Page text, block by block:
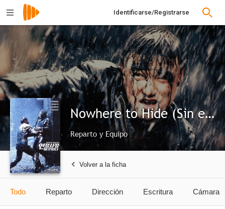
Identificarse/Registrarse
Nowhere to Hide (Sin escape)
Reparto y Equipo
Volver a la ficha
Todo Reparto Dirección Escritura Cámara